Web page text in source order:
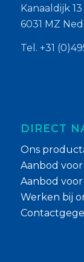
Kanaaldijk 13
6031 MZ
Tel. +31
DIRECT
Ons
Aanbod
Aanbod
Werken bij